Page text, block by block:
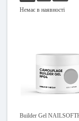
Немає в наявності
Builder Gel